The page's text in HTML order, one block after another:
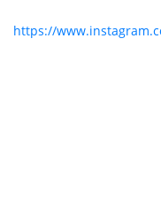
https://